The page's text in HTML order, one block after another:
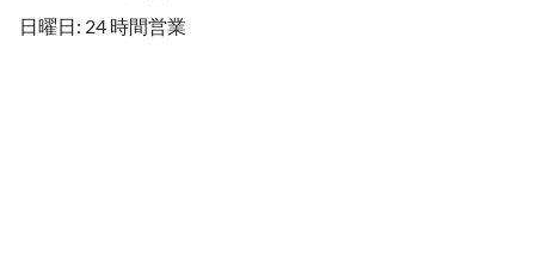
日曜日: 24 時間営業